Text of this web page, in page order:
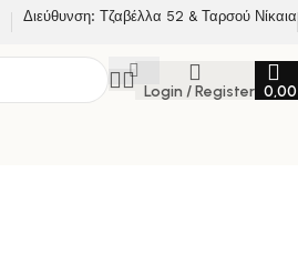
Διεύθυνση: Τζαβέλλα 52 & Ταρσού Νίκαια
Login / Register